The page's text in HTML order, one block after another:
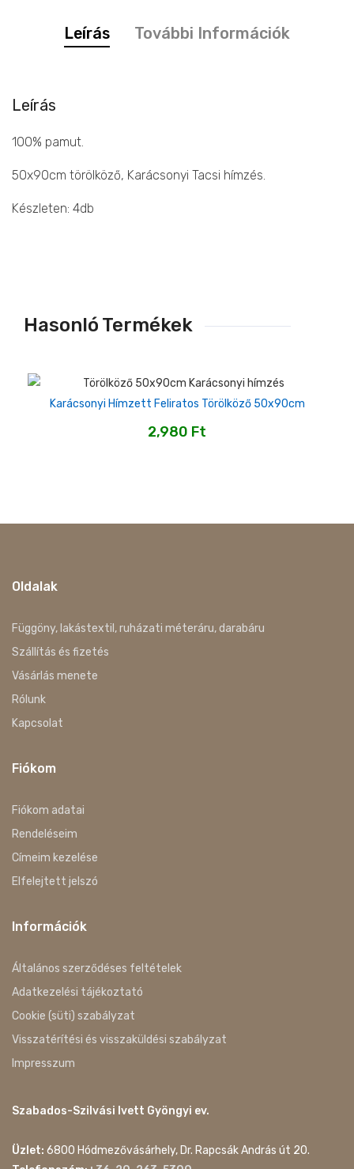
Leírás További Információk
Leírás
100% pamut.
50x90cm törölköző, Karácsonyi Tacsi hímzés.
Készleten: 4db
Hasonló Termékek
Karácsonyi Hímzett Feliratos Törölköző 50x90cm
2,980 Ft
Oldalak
Függöny, lakástextil, ruházati méteráru, darabáru
Szállítás és fizetés
Vásárlás menete
Rólunk
Kapcsolat
Fiókom
Fiókom adatai
Rendeléseim
Címeim kezelése
Elfelejtett jelszó
Információk
Általános szerződéses feltételek
Adatkezelési tájékoztató
Cookie (süti) szabályzat
Visszatérítési és visszaküldési szabályzat
Impresszum
Szabados-Szilvási Ivett Gyöngyi ev.
Üzlet: 6800 Hódmezővásárhely, Dr. Rapcsák András út 20.